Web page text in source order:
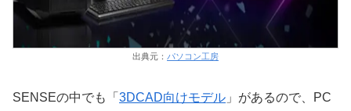
出典元： パソコン工房
SENSEの中でも「 3DCAD向けモデル 」があるので、PC